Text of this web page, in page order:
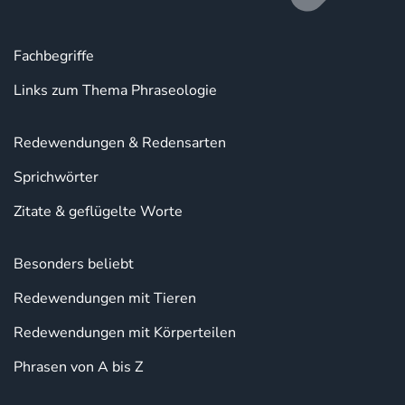
Fachbegriffe
Links zum Thema Phraseologie
Redewendungen & Redensarten
Sprichwörter
Zitate & geflügelte Worte
Besonders beliebt
Redewendungen mit Tieren
Redewendungen mit Körperteilen
Phrasen von A bis Z